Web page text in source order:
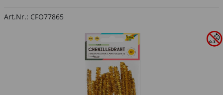
Art.Nr.: CFO77865